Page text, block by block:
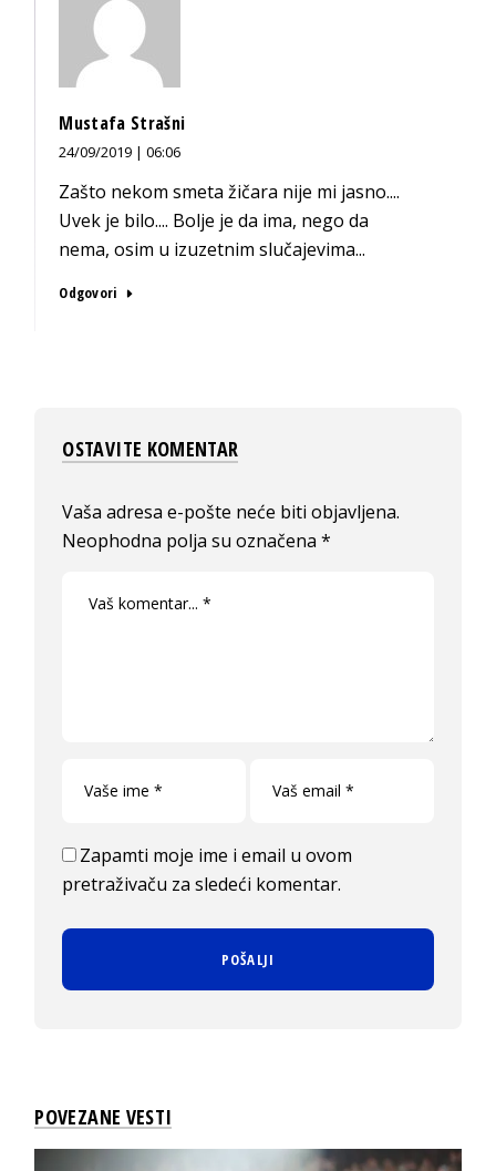
Mustafa Strašni
24/09/2019 | 06:06
Zašto nekom smeta žičara nije mi jasno....
Uvek je bilo.... Bolje je da ima, nego da
nema, osim u izuzetnim slučajevima...
Odgovori
OSTAVITE KOMENTAR
Vaša adresa e-pošte neće biti objavljena.
Neophodna polja su označena*
Zapamti moje ime i email u ovom
pretraživaču za sledeći komentar.
POVEZANE VESTI